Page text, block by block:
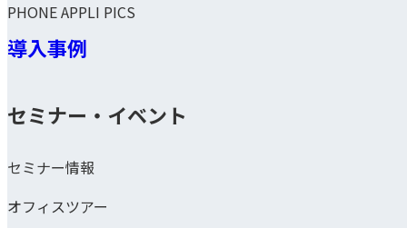
PHONE APPLI PICS
導入事例
セミナー・イベント
セミナー情報
オフィスツアー